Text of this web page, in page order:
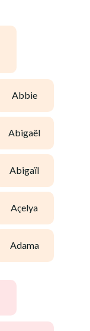
abbie
abigaël
abigaïl
açelya
adama